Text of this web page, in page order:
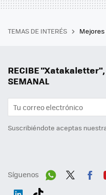
TEMAS DE INTERÉS
RECIBE "Xatakaletter",
SEMANAL
Suscribiéndote aceptas
Síguenos